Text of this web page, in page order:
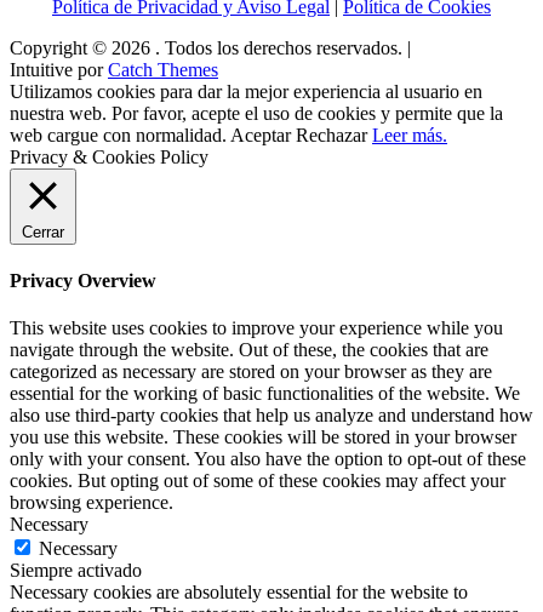
Política de Privacidad y Aviso Legal | Política de Cookies
Copyright © 2026 . Todos los derechos reservados. |
Intuitive porCatch Themes
Utilizamos cookies para dar la mejor experiencia al usuario en
nuestra web. Por favor, acepte el uso de cookies y permite que la
web cargue con normalidad. Aceptar Rechazar Leer más.
Privacy & Cookies Policy
Cerrar
Privacy Overview
This website uses cookies to improve your experience while you
navigate through the website. Out of these, the cookies that are
categorized as necessary are stored on your browser as they are
essential for the working of basic functionalities of the website. We
also use third-party cookies that help us analyze and understand how
you use this website. These cookies will be stored in your browser
only with your consent. You also have the option to opt-out of these
cookies. But opting out of some of these cookies may affect your
browsing experience.
Necessary
Necessary
Siempre activado
Necessary cookies are absolutely essential for the website to